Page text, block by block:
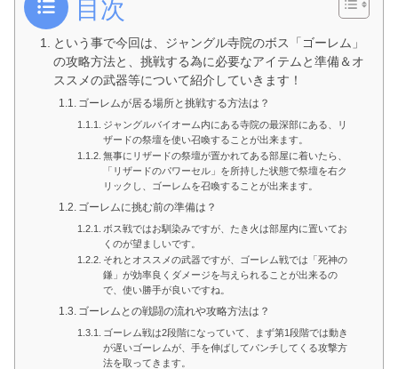
目次
という事で今回は、ジャングル寺院のボス「ゴーレム」
の攻略方法と、挑戦する為に必要なアイテムと準備＆オ
ススメの武器等について紹介していきます！
ゴーレムが居る場所と挑戦する方法は？
ジャングルバイオーム内にある寺院の最深部にある、リ
ザードの祭壇を使い召喚することが出来ます。
無事にリザードの祭壇が置かれてある部屋に着いたら、
「リザードのパワーセル」を所持した状態で祭壇を右ク
リックし、ゴーレムを召喚することが出来ます。
ゴーレムに挑む前の準備は？
ボス戦ではお馴染みですが、たき火は部屋内に置いてお
くのが望ましいです。
それとオススメの武器ですが、ゴーレム戦では「死神の
鎌」が効率良くダメージを与えられることが出来るの
で、使い勝手が良いですね。
ゴーレムとの戦闘の流れや攻略方法は？
ゴーレム戦は2段階になっていて、まず第1段階では動き
が遅いゴーレムが、手を伸ばしてパンチしてくる攻撃方
法を取ってきます。